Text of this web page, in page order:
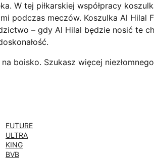
W tej piłkarskiej współpracy
podczas meczów. Koszulka Al
– gdy Al Hilal będzie nosić te
boisko. Szukasz więcej
FUTURE
ULTRA
KING
BVB